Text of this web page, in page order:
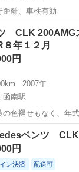
距離、車検有効
相模大野駅 CLK
CLK 200AMG
８年１２月
円
2007年
函南駅
の色褪せもなく、年
は可能な限り現車
メント欄よりご質問
ーム・ノーリタ...
ベンツ CLK
円
ン決済 配送可